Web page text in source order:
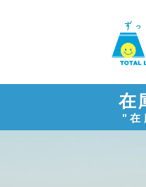
在
"在